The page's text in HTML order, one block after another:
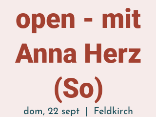
open - mit
Anna Herz
(So)
dom, 22 sept
  |
Feldkirch